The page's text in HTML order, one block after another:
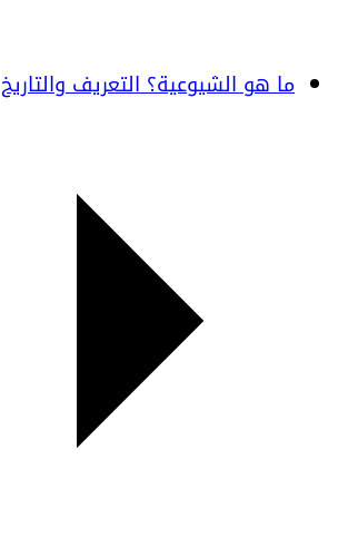
ما هو الشيوعية؟ التعريف والتاريخ